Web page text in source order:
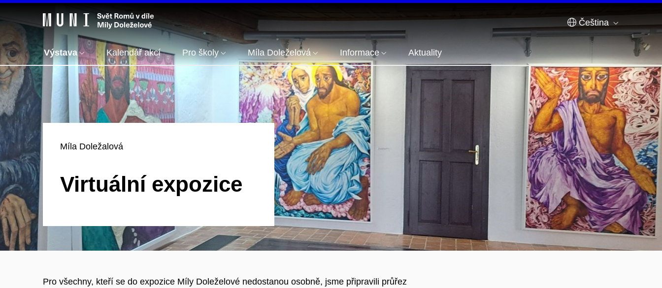
Čeština
Výstava Kalendář akcí Pro školy Míla Doleželová Informace Aktuality
Míla Doležalová
Virtuální expozice
Pro všechny, kteří se do expozice Míly Doleželové nedostanou osobně, jsme připravili průřez